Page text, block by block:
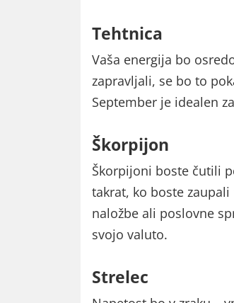
Tehtnica
Vaša energija bo
zapravljali, se bo to
September je idealen za
Škorpijon
Škorpijoni boste čutili
takrat, ko boste
naložbe ali poslovne
svojo valuto.
Strelec